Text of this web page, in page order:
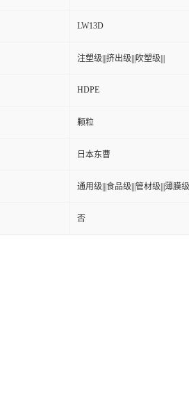
LW13D
注塑级|||挤出级|||吹塑级|||
HDPE
颗粒
日本东曹
通用级|||食品级|||管材级|||薄膜
否